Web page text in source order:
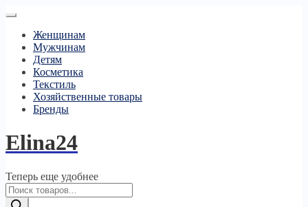
Женщинам
Мужчинам
Детям
Косметика
Текстиль
Хозяйственные товары
Бренды
Elina24
Теперь еще удобнее
Поиск
товаров